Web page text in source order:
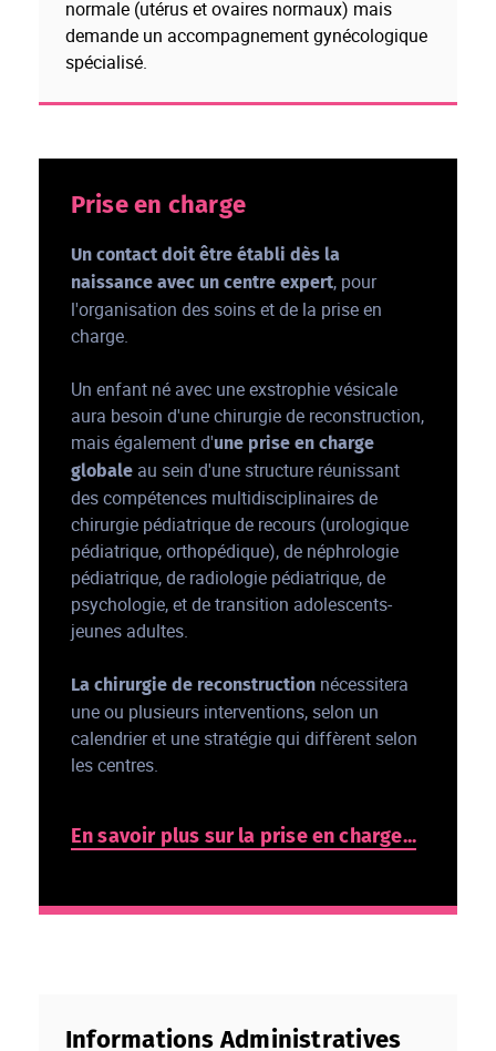
normale (utérus et ovaires normaux) mais
demande un accompagnement gynécologique
spécialisé.
Prise en charge
Un contact doit être établi dès la
naissance avec un centre expert, pour
l'organisation des soins et de la prise en
charge.
Un enfant né avec une exstrophie vésicale
aura besoin d'une chirurgie de reconstruction,
mais également d'une prise en charge
globaleau sein d'une structure réunissant
des compétences multidisciplinaires de
chirurgie pédiatrique de recours (urologique
pédiatrique, orthopédique), de néphrologie
pédiatrique, de radiologie pédiatrique, de
psychologie, et de transition adolescents-
jeunes adultes.
La chirurgie de reconstructionnécessitera
une ou plusieurs interventions, selon un
calendrier et une stratégie qui diffèrent selon
les centres.
En savoir plus sur la prise en charge...
Informations Administratives